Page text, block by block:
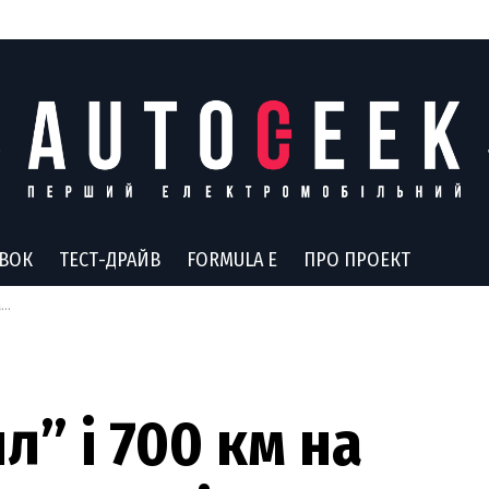
ТЕСТ-ДРАЙВ FORMULA E ПРО ПРОЕКТ
і 700 км на